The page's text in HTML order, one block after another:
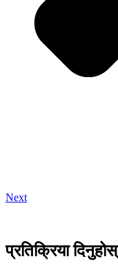
Next
प्रतिक्रिया दिनुहोस्